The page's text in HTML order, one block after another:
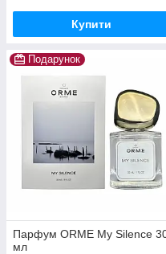
Купити
Подарунок
Парфум ORME My Silence
мл